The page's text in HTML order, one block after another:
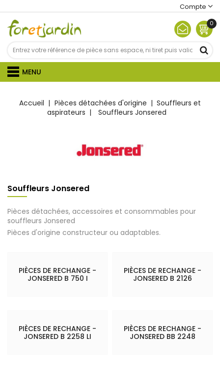
Compte
0
MENU
Accueil Pièces détachées d'origine
Souffleurs et
aspirateurs
Souffleurs Jonsered
Souffleurs Jonsered
Pièces détachées, accessoires et consommables pour
souffleurs Jonsered
Pièces d'origine constructeur ou adaptables.
PIÈCES DE RECHANGE -
JONSERED B 750 I
PIÈCES DE RECHANGE -
JONSERED B 2126
PIÈCES DE RECHANGE -
JONSERED B 2258 LI
PIÈCES DE RECHANGE -
JONSERED BB 2248